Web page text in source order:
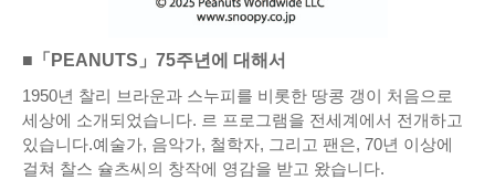
■「PEANUTS」75주년에 대해서
1950년 찰리 브라운과 스누피를 비롯한 땅콩 갱이 처음으로
세상에 소개되었습니다. 르 프로그램을 전세계에서 전개하고
있습니다.예술가, 음악가, 철학자, 그리고 팬은, 70년 이상에
걸쳐 찰스 슐츠씨의 창작에 영감을 받고 왔습니다.